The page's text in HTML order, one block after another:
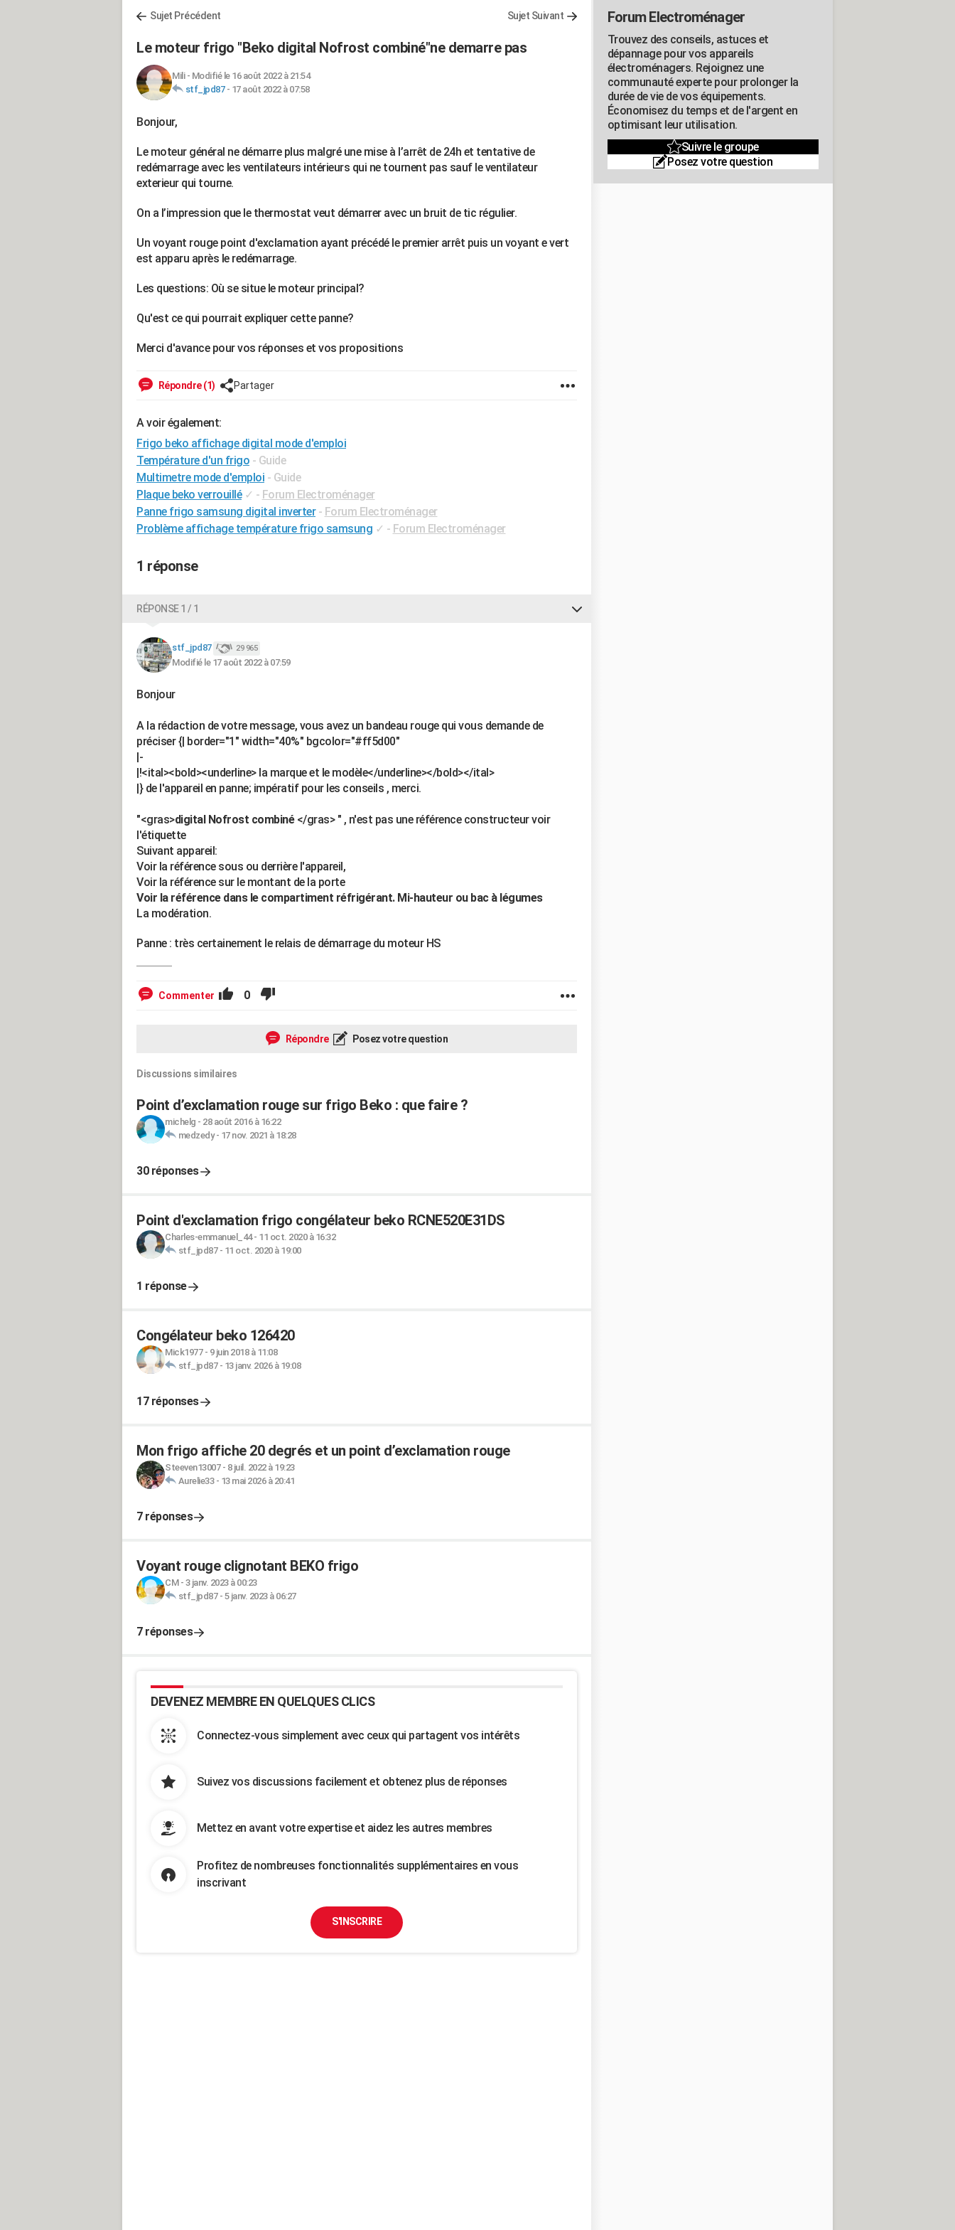
Sujet Précédent Sujet Suivant
Le moteur frigo "Beko digital Nofrost combiné"ne demarre pas
Mili- Modifié le 16 août 2022 à 21:54
stf_jpd87- 17 août 2022 à 07:58
Bonjour,
Le moteur général ne démarre plus malgré une mise à l’arrêt de 24h et tentative de
redémarrage avec les ventilateurs intérieurs qui ne tournent pas sauf le ventilateur
exterieur qui tourne.
On a l’impression que le thermostat veut démarrer avec un bruit de tic régulier.
Un voyant rouge point d'exclamation ayant précédé le premier arrêt puis un voyant e vert
est apparu après le redémarrage.
Les questions: Où se situe le moteur principal?
Qu'est ce qui pourrait expliquer cette panne?
Merci d'avance pour vos réponses et vos propositions
Répondre (1) Partager
A voir également:
Frigo beko affichage digital mode d'emploi
Température d'un frigo - Guide
Multimetre mode d'emploi - Guide
Plaque beko verrouillé ✓ - Forum Electroménager
Panne frigo samsung digital inverter - Forum Electroménager
Problème affichage température frigo samsung ✓ - Forum Electroménager
1 réponse
RÉPONSE 1 / 1
stf_jpd87 29 965
Modifié le 17 août 2022 à 07:59
Bonjour
A la rédaction de votre message, vous avez un bandeau rouge qui vous demande de
préciser {| border="1" width="40%" bgcolor="#ff5d00"
|-
|!<ital><bold><underline> la marque et le modèle</underline></bold></ital>
|} de l'appareil en panne; impératif pour les conseils , merci.
"<gras>digital Nofrost combiné</gras> " , n'est pas une référence constructeur voir
l'étiquette
Suivant appareil:
Voir la référence sous ou derrière l'appareil,
Voir la référence sur le montant de la porte
Voir la référence dans le compartiment réfrigérant. Mi-hauteur ou bac à légumes
La modération.
Panne : très certainement le relais de démarrage du moteur HS
Commenter 0
Répondre Posez votre question
Discussions similaires
Point d’exclamation rouge sur frigo Beko : que faire ?
michelg - 28 août 2016 à 16:22
medzedy- 17 nov. 2021 à 18:28
30 réponses
Point d'exclamation frigo congélateur beko RCNE520E31DS
Charles-emmanuel_44- 11 oct. 2020 à 16:32
stf_jpd87- 11 oct. 2020 à 19:00
1 réponse
Congélateur beko 126420
Mick1977- 9 juin 2018 à 11:08
stf_jpd87- 13 janv. 2026 à 19:08
17 réponses
Mon frigo affiche 20 degrés et un point d’exclamation rouge
Steeven13007- 8 juil. 2022 à 19:23
Aurelie33- 13 mai 2026 à 20:41
7 réponses
Voyant rouge clignotant BEKO frigo
CM- 3 janv. 2023 à 00:23
stf_jpd87- 5 janv. 2023 à 06:27
7 réponses
DEVENEZ MEMBRE EN QUELQUES CLICS
Connectez-vous simplement avec ceux qui partagent vos intérêts
Suivez vos discussions facilement et obtenez plus de réponses
Mettez en avant votre expertise et aidez les autres membres
Profitez de nombreuses fonctionnalités supplémentaires en vous
inscrivant
S'INSCRIRE
Forum Electroménager
Trouvez des conseils, astuces et
dépannage pour vos appareils
électroménagers. Rejoignez une
communauté experte pour prolonger la
durée de vie de vos équipements.
Économisez du temps et de l'argent en
optimisant leur utilisation.
Suivre le groupe
Posez votre question